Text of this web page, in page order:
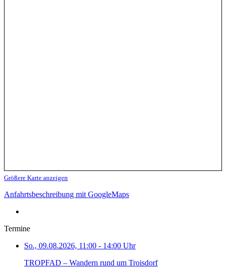
Größere Karte anzeigen
Anfahrtsbeschreibung mit GoogleMaps
Termine
So., 09.08.2026, 11:00 - 14:00 Uhr
TROPFAD – Wandern rund um Troisdorf